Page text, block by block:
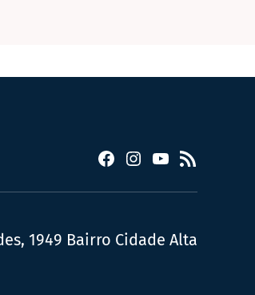
Facebook
Instagram
YouTube
RSS
1949 Bairro Cidade Alta